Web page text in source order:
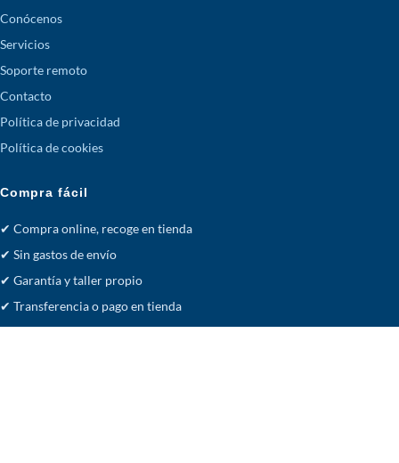
Conócenos
Servicios
Soporte remoto
Contacto
Política de privacidad
Política de cookies
Compra fácil
✔ Compra online, recoge en tienda
✔ Sin gastos de envío
✔ Garantía y taller propio
✔ Transferencia o pago en tienda
Facebook· acsistemas.es